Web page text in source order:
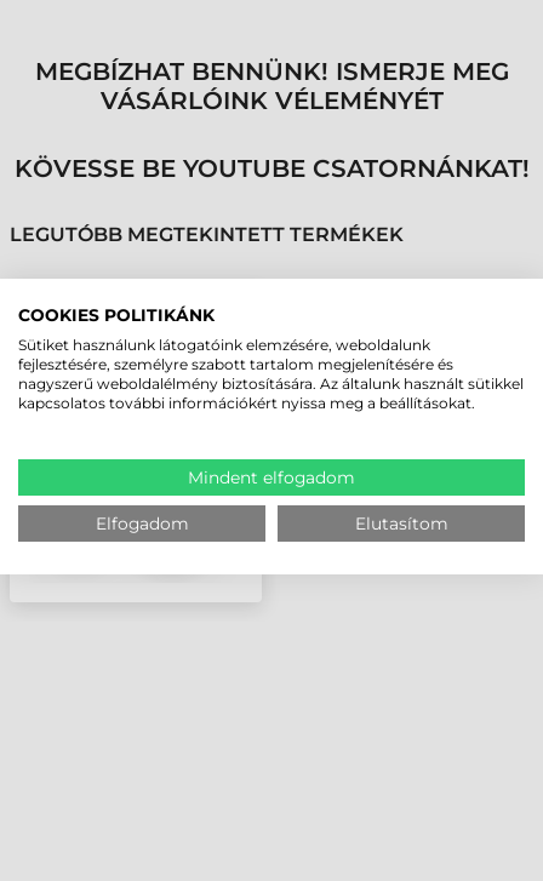
MEGBÍZHAT BENNÜNK! ISMERJE MEG
VÁSÁRLÓINK VÉLEMÉNYÉT
KÖVESSE BE YOUTUBE CSATORNÁNKAT!
LEGUTÓBB MEGTEKINTETT TERMÉKEK
INTERMEC TÁPEGYSÉG,
1-ES DOKKOLÓ/TÖLTŐ
(871-228-201), VAGY 4-ES
TÖLTŐ (871-230-101)
ÁLLOMÁSHOZ
COOKIES POLITIKÁNK
Sütiket használunk látogatóink elemzésére, weboldalunk
fejlesztésére, személyre szabott tartalom megjelenítésére és
nagyszerű weboldalélmény biztosítására. Az általunk használt sütikkel
kapcsolatos további információkért nyissa meg a beállításokat.
Mindent elfogadom
Elfogadom Elutasítom